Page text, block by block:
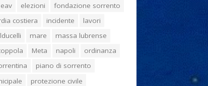
eav elezioni
fondazione sorrento
costiera incidente
lavori
mare
massa lubrense
Meta napoli
ordinanza
piano di sorrento
protezione civile